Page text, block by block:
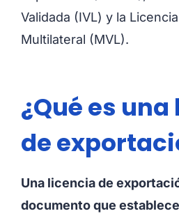
Validada (IVL) y la
Multilateral (MVL).
¿Qué es
de
Una licencia de
documento que